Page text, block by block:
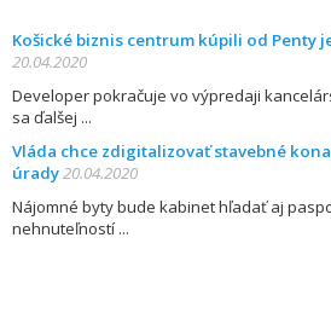
Košické biznis centrum kúpili od Penty
20.04.2020
Developer pokračuje vo výpredaji
sa ďalšej
Vláda chce zdigitalizovať stavebné
úrady20.04.2020
Nájomné byty bude kabinet hľadať aj
nehnuteľností